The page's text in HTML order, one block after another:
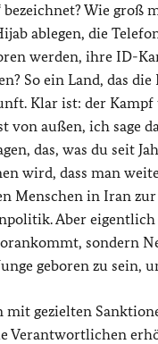
Wie groß
ablegen, die
werden, ihre ID-
So ein Land, das
Klar ist: der
außen, ich sage
das, was du seit
wird, dass man
Menschen in Iran
Aber eigentlich
sondern
geboren zu sein,
gezielten
Verantwortlichen